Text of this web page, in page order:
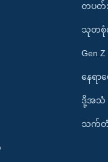
တပတ်
သုတစုံ
Gen Z
နေရာ
ဒို့အသံ
သက်တံ